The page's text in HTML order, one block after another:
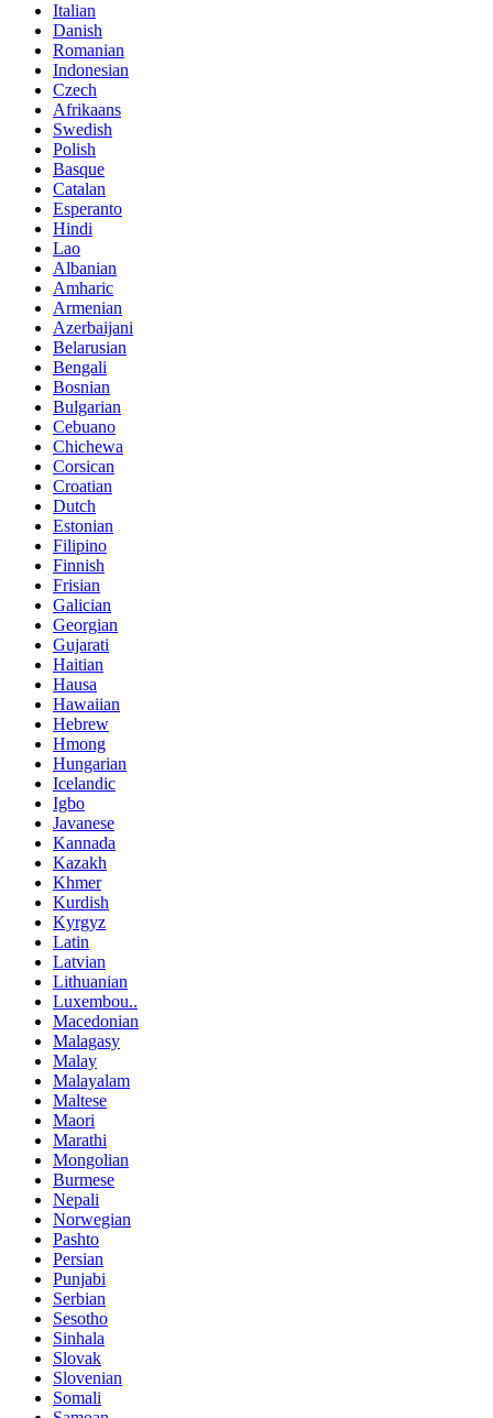
Italian
Danish
Romanian
Indonesian
Czech
Afrikaans
Swedish
Polish
Basque
Catalan
Esperanto
Hindi
Lao
Albanian
Amharic
Armenian
Azerbaijani
Belarusian
Bengali
Bosnian
Bulgarian
Cebuano
Chichewa
Corsican
Croatian
Dutch
Estonian
Filipino
Finnish
Frisian
Galician
Georgian
Gujarati
Haitian
Hausa
Hawaiian
Hebrew
Hmong
Hungarian
Icelandic
Igbo
Javanese
Kannada
Kazakh
Khmer
Kurdish
Kyrgyz
Latin
Latvian
Lithuanian
Luxembou..
Macedonian
Malagasy
Malay
Malayalam
Maltese
Maori
Marathi
Mongolian
Burmese
Nepali
Norwegian
Pashto
Persian
Punjabi
Serbian
Sesotho
Sinhala
Slovak
Slovenian
Somali